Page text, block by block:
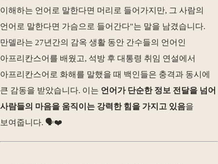
이해하는 언어로 말한다면 머리로 들어가지만, 그 사람의
언어로 말한다면 가슴으로 들어간다"는 말을 남겼습니다.
만델라는 27년간의 감옥 생활 동안 간수들의 언어인
아프리칸스어를 배웠고, 석방 후 대통령 취임 연설에서
아프리칸스어로 화해를 말했을 때 백인들은 충격과 동시에
큰 감동을 받았습니다. 이는 언어가 단순한 정보 전달을 넘어
사람들의 마음을 움직이는 강력한 힘을 가지고 있음을
보여줍니다. 🗣️❤️